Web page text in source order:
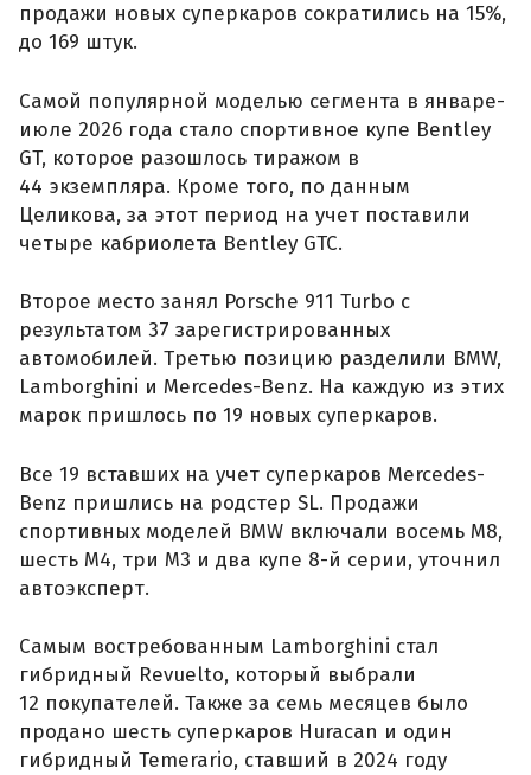
продажи новых суперкаров сократились на 15%,
до 169 штук.
Самой популярной моделью сегмента в январе-
июле 2026 года стало спортивное купе Bentley
GT, которое разошлось тиражом в
44 экземпляра. Кроме того, по данным
Целикова, за этот период на учет поставили
четыре кабриолета Bentley GTC.
Второе место занял Porsche 911 Turbo с
результатом 37 зарегистрированных
автомобилей. Третью позицию разделили BMW,
Lamborghini и Mercedes-Benz. На каждую из этих
марок пришлось по 19 новых суперкаров.
Все 19 вставших на учет суперкаров Mercedes-
Benz пришлись на родстер SL. Продажи
спортивных моделей BMW включали восемь M8,
шесть M4, три M3 и два купе 8-й серии, уточнил
автоэксперт.
Самым востребованным Lamborghini стал
гибридный Revuelto, который выбрали
12 покупателей. Также за семь месяцев было
продано шесть суперкаров Huracan и один
гибридный Temerario, ставший в 2024 году